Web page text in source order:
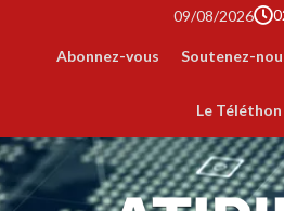
09/08/2026
Abonnez-vous Soutenez-
Le Téléthon